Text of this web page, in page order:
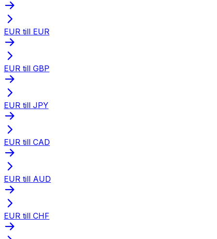
EUR till EUR
EUR till GBP
EUR till JPY
EUR till CAD
EUR till AUD
EUR till CHF